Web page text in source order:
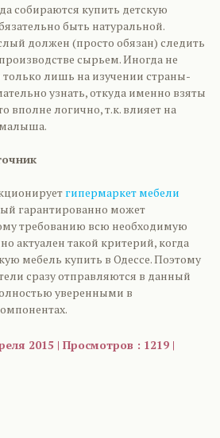
собираются купить детскую
быть натуральной.
должен (просто обязан) следить
сырьем. Иногда не
только лишь на изучении страны-
узнать, откуда именно взяты
вполне логично, т.к. влияет на
гипермаркет мебели
гарантированно может
требованию всю необходимую
актуален такой критерий, когда
мебель купить в Одессе. Поэтому
сразу отправляются в данный
уверенными в
2015 | Просмотров : 1219 |